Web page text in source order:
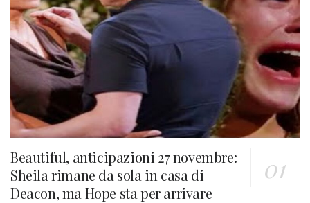
Beautiful, anticipazioni 27 novembre:
Sheila rimane da sola in casa di
Deacon, ma Hope sta per arrivare